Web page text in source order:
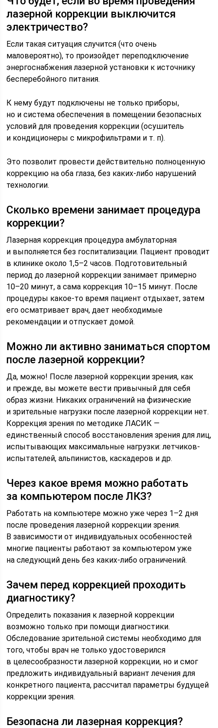
лазерной коррекции выключится
электричество?
Если такая ситуация случится (что очень
маловероятно), то произойдет переподключение
энергоснабжения лазерной установки к источнику
бесперебойного питания.
К нему будут подключены не только приборы,
но и система обеспечения в помещении безопасных
условий для проведения коррекции (осушитель
и кондиционеры с микрофильтрами и т. п).
Это позволит провести действительно полноценную
коррекцию на оба глаза, без каких-либо нарушений
технологии.
Сколько времени занимает процедура
коррекции?
Лазерная коррекция процедура амбулаторная
и выполняется без госпитализации. Пациент проводит
в клинике около 1,5–2 часов. Подготовительный
период до лазерной коррекции занимает примерно
10–20 минут, а сама коррекция 10–15 минут. После
процедуры какое-то время пациент отдыхает, затем
его осматривает врач, дает необходимые
рекомендации и отпускает домой.
Можно ли активно заниматься спортом
после лазерной коррекции?
Да, можно! После лазерной коррекции зрения, как
и прежде, вы можете вести привычный для себя
образ жизни. Никаких ограничений на физические
и зрительные нагрузки после лазерной коррекции нет.
Коррекция зрения по методике ЛАСИК —
единственный способ восстановления зрения для лиц,
испытывающих максимальные нагрузки: летчиков-
испытателей, альпинистов, каскадеров и др.
Через какое время можно работать
за компьютером после ЛКЗ?
Работать на компьютере можно уже через 1–2 дня
после проведения лазерной коррекции зрения.
В зависимости от индивидуальных особенностей
многие пациенты работают за компьютером уже
на следующий день без каких-либо ограничений.
Зачем перед коррекцией проходить
диагностику?
Определить показания к лазерной коррекции
возможно только при помощи диагностики.
Обследование зрительной системы необходимо для
того, чтобы врач не только удостоверился
в целесообразности лазерной коррекции, но и смог
предложить индивидуальный вариант лечения для
конкретного пациента, рассчитал параметры будущей
коррекции зрения.
Безопасна ли лазерная коррекция?